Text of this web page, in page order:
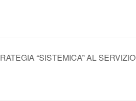
“SISTEMICA” AL SERVIZIO